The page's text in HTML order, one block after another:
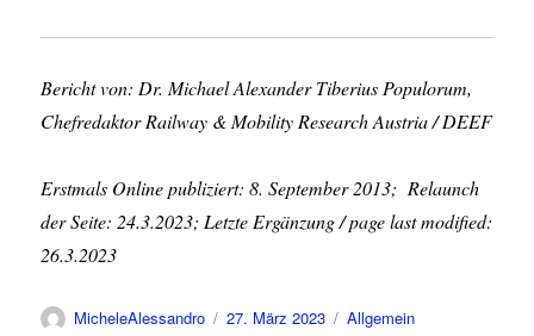
Bericht von: Dr. Michael Alexander Tiberius Populorum,
Chefredaktor Railway & Mobility Research Austria / DEEF
Erstmals Online publiziert: 8. September 2013; Relaunch
der Seite: 24.3.2023; Letzte Ergänzung / page last modified:
26.3.2023
Autor
MicheleAlessandro
Veröffentlicht
27. März 2023 Kategorien
Allgemein